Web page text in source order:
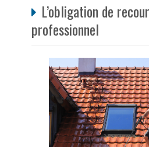
L’obligation de
professionnel